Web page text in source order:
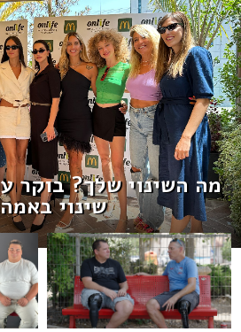
מה השינוי שלך? בוקר
שינוי